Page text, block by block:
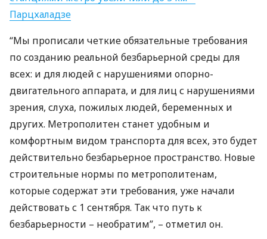
Парцхаладзе
“Мы прописали четкие обязательные требования
по созданию реальной безбарьерной среды для
всех: и для людей с нарушениями опорно-
двигательного аппарата, и для лиц с нарушениями
зрения, слуха, пожилых людей, беременных и
других. Метрополитен станет удобным и
комфортным видом транспорта для всех, это будет
действительно безбарьерное пространство. Новые
строительные нормы по метрополитенам,
которые содержат эти требования, уже начали
действовать с 1 сентября. Так что путь к
безбарьерности – необратим”, – отметил он.